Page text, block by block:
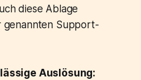
diese Ablage
genannten Support-
Auslösung: